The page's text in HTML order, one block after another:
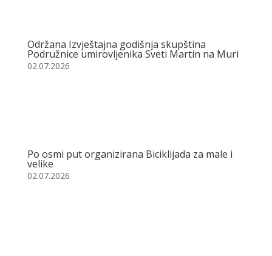
Održana Izvještajna godišnja skupština
Podružnice umirovljenika Sveti Martin na Muri
02.07.2026
Po osmi put organizirana Biciklijada za male i
velike
02.07.2026